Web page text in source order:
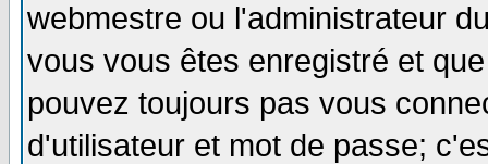
webmestre ou l'administrateur
vous vous êtes enregistré et
pouvez toujours pas vous
d'utilisateur et mot de passe;